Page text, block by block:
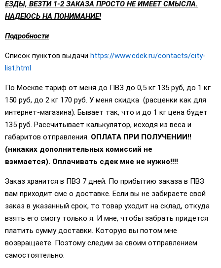
ЕЗДЫ, ВЕЗТИ 1-2 ЗАКАЗА ПРОСТО НЕ ИМЕЕТ СМЫСЛА.
НАДЕЮСЬ НА ПОНИМАНИЕ!
Подробности
Список пунктов выдачи https://www.cdek.ru/contacts/city-
list.html
По Москве тариф от меня до ПВЗ до 0,5 кг 135 руб, до 1 кг
150 руб, до 2 кг 170 руб. У меня скидка (расценки как для
интернет-магазина). Бывает так, что и до 1 кг цена будет
135 руб. Рассчитывает калькулятор, исходя из веса и
габаритов отправления. ОПЛАТА ПРИ ПОЛУЧЕНИИ!!
(никаких дополнительных комиссий не
взимается). Оплачивать сдек мне не нужно!!!!
Заказ хранится в ПВЗ 7 дней. По прибытию заказа в ПВЗ
вам приходит смс о доставке. Если вы не забираете свой
заказ в указанный срок, то товар уходит на склад, откуда
взять его смогу только я. И мне, чтобы забрать придется
платить сумму доставки. Которую вы потом мне
возвращаете. Поэтому следим за своим отправлением
самостоятельно.